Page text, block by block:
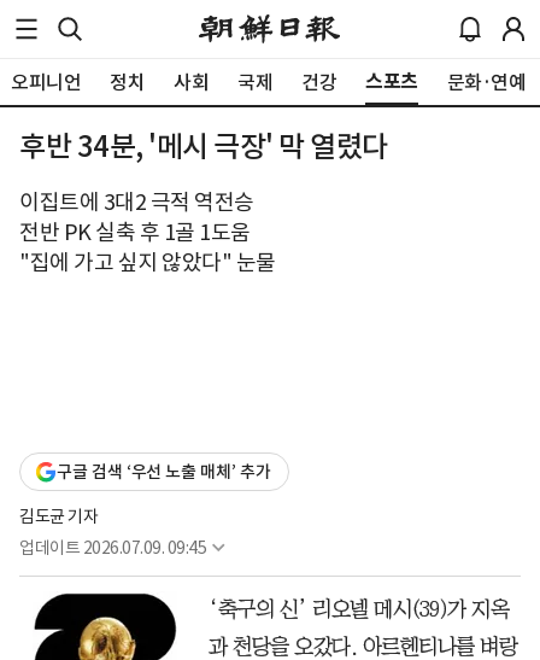
오피니언 정치 사회 국제 건강 스포츠 문화·연예
후반 34분, '메시 극장' 막 열렸다
이집트에 3대2 극적 역전승
전반 PK 실축 후 1골 1도움
"집에 가고 싶지 않았다" 눈물
구글 검색 ‘우선 노출 매체’ 추가
김도균 기자
업데이트 2026.07.09. 09:45
‘축구의 신’ 리오넬 메시(39)가 지옥
과 천당을 오갔다. 아르헨티나를 벼랑